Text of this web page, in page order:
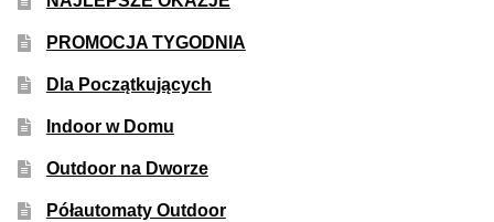
Odbiór Osobisty
Kontakt
PROMOCJA TYGODNIA
Dla Początkujących
Indoor w Domu
Outdoor na Dworze
Półautomaty Outdoor